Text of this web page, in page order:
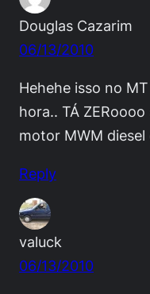
Douglas Cazarim
06/13/2010
Hehehe isso no
hora.. TÁ
motor MWM
Reply
valuck
06/13/2010